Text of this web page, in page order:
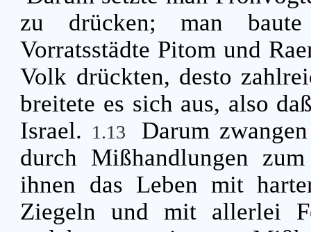
zu drücken; man
Vorratsstädte Pitom und
Volk drückten, desto
breitete es sich aus, also
Israel. 1.13
Darum
durch Mißhandlungen
ihnen das Leben mit
Ziegeln und mit allerlei